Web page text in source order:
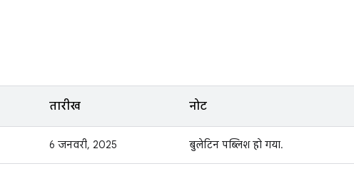
तारीख नोट
6 जनवरी, 2025 बुलेटिन पब्लिश हो गया.